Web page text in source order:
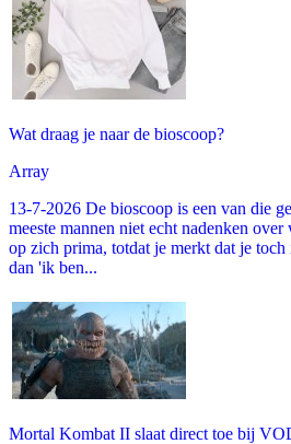
Wat draag je naar de bioscoop?
Array
13-7-2026 De bioscoop is een van die
meeste mannen niet echt nadenken
op zich prima, totdat je merkt dat je
dan 'ik ben...
Mortal Kombat II slaat direct toe bij